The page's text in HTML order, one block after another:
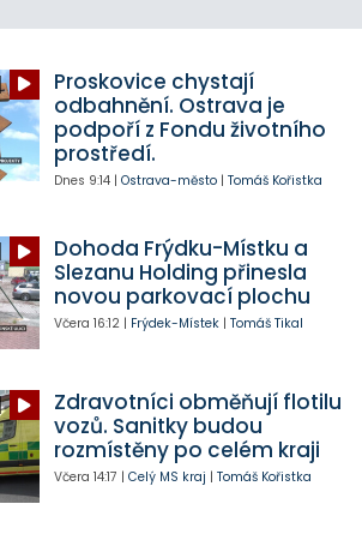
Proskovice chystají
odbahnění. Ostrava je
podpoří z Fondu životního
prostředí.
Dnes 9:14| Ostrava-město| Tomáš Kořistka
Dohoda Frýdku-Místku a
Slezanu Holding přinesla
novou parkovací plochu
Včera 16:12| Frýdek-Místek| Tomáš Tikal
Zdravotníci obměňují flotilu
vozů. Sanitky budou
rozmístěny po celém kraji
Včera 14:17 | Celý MS kraj | Tomáš Kořistka